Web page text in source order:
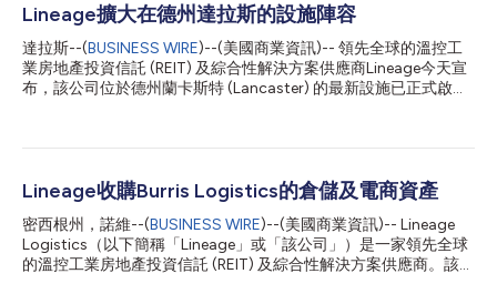
術、應用科技和創新理念，以擢升效率、提高倉儲食品的品質，並
減少能源耗用及食物浪費。這些努力有望為JBS帶來長程成本效
益。 「過去一年來，我們與JBS和溫莎鎮密切合作，建造了這座尖
端設備。它將強化JBS的供應鏈，將食物送到客戶的餐桌，我們為
此感到無比驕傲。」Lineage總裁暨執行長說Greg Lehmkuhl說。
浪費。其自動化冷藏儲存設施配備了專利倉庫管理系統、電腦視覺
Lineage擴大在德州達拉斯的設施陣容
達拉斯--(BUSINESS WIRE)--(美國商業資訊)-- 領先全球的溫控工
業房地產投資信託 (REIT) 及綜合性解決方案供應商Lineage今天宣
布，該公司位於德州蘭卡斯特 (Lancaster) 的最新設施已正式啟
於達拉斯大道北段4150號 (4150 N. Dallas Avenue) 的這座設施樓
架配置的設計以便利使用者為出發點，既可應付庫存量單位 (SKU)
高的需求，又易於頻繁進行整箱揀貨，能夠解決不同型態的客戶需
求。這座新設施進入全面運作狀態後，將創造65個以上新的就業機
會。 「我們欣然宣布蘭卡斯特新址正式啟用。這座新設施將為本
公司先進的德州服務網添上一顆明珠。」Lineage北美西部營運總
Lineage收購Burris Logistics的倉儲及電商資產
密西根州，諾維--(BUSINESS WIRE)--(美國商業資訊)-- Lineage
Logistics（以下簡稱「Lineage」或「該公司」）是一家領先全球
的溫控工業房地產投資信託 (REIT) 及綜合性解決方案供應商。該公